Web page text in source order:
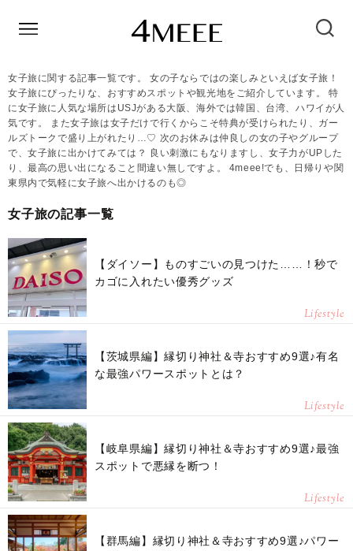
女子旅に関する記事一覧です。 女の子ならではの楽しみといえば女子旅！
女子旅にぴったりな、おすすめスポットや観光地をご紹介しています。 特
に女子旅に人気な場所はUSJがある大阪、海外では韓国、台湾、ハワイが人
気です。 また女子旅は女子だけで行くからこそ特典が受けられたり、ガー
ルズトークで盛り上がれたり…♡ 次のお休みは仲良しの女の子やグループ
で、女子旅に出かけてみては？ 良い刺激にもなりますし、女子力がUPした
り、最高の思い出になること間違い無しですよ。 4meee!でも、日帰りや関
東県内で気軽に女子旅へ出かけるのも◎
女子旅の記事一覧
【ダイソー】ものすごいの見つけた……！秒で
カゴに入れたい優秀グッズ
Lifestyle
【茨城県編】縁切り神社＆寺おすすめ9選♪有名
な最強パワースポットとは？
Lifestyle
【岐阜県編】縁切り神社＆寺おすすめ9選♪最強
スポットで悪縁を断つ！
Lifestyle
【群馬編】縁切り神社＆寺おすすめ9選♪パワー